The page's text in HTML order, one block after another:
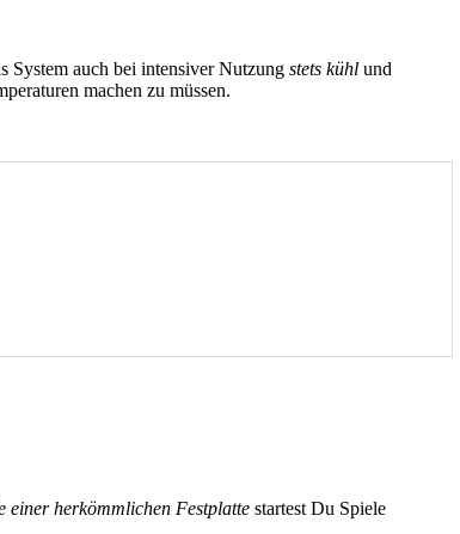
System auch bei intensiver Nutzung stets kühl und
machen zu müssen.
einer herkömmlichen Festplatte startest Du Spiele